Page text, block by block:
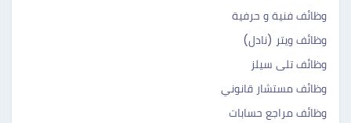
وظائف فنية و حرفية
وظائف ويتر (نادل)
وظائف تلى سيلز
وظائف مستشار قانوني
وظائف مراجع حسابات